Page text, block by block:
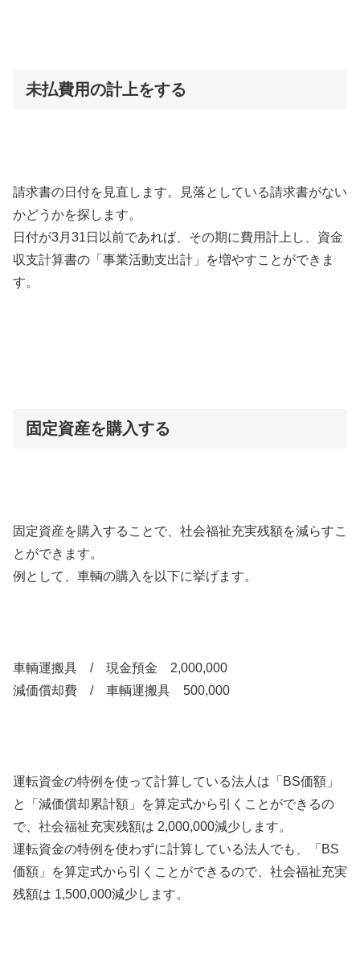
未払費用の計上をする
請求書の日付を見直します。見落としている請求書がない
かどうかを探します。
日付が3月31日以前であれば、その期に費用計上し、資金
収支計算書の「事業活動支出計」を増やすことができま
す。
固定資産を購入する
固定資産を購入することで、社会福祉充実残額を減らすこ
とができます。
例として、車輌の購入を以下に挙げます。
車輌運搬具 / 現金預金 2,000,000
減価償却費 / 車輌運搬具 500,000
運転資金の特例を使って計算している法人は「BS価額」
と「減価償却累計額」を算定式から引くことができるの
で、社会福祉充実残額は 2,000,000減少します。
運転資金の特例を使わずに計算している法人でも、「BS
価額」を算定式から引くことができるので、社会福祉充実
残額は 1,500,000減少します。